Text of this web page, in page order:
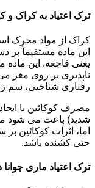
ترک اعتیاد به کراک
کراک از مواد محرک
این ماده مستقیماً بر
یعنی فاجعه. این
ناپذیری بر روی مغز
رفتاری شناختی، سم
مصرف کوکائین با
شدید) باعث می شود
اما، اثرات کوکائین
حتی کشنده باشد.
ترک اعتیاد ماری